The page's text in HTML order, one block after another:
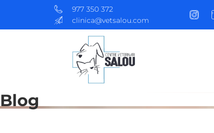
977 350 372
clinica@vetsalou.com
Blog